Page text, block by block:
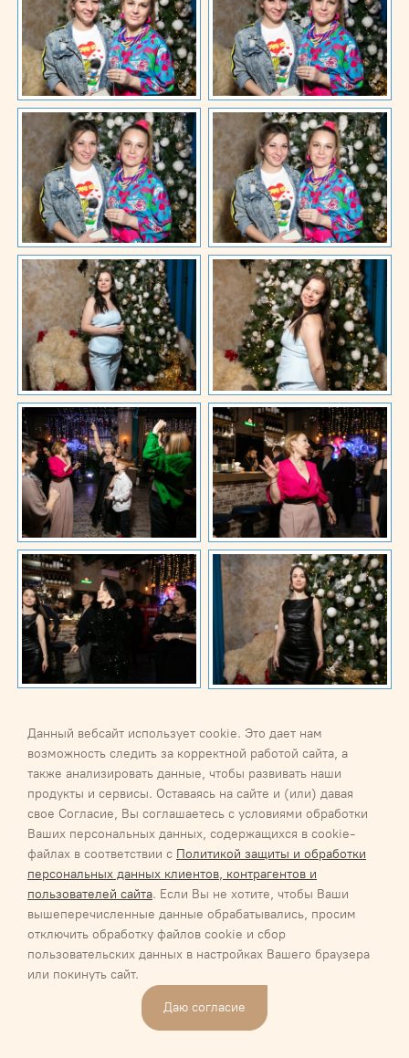
Данный вебсайт использует cookie. Это дает нам
возможность следить за корректной работой сайта, а
также анализировать данные, чтобы развивать наши
продукты и сервисы. Оставаясь на сайте и (или) давая
свое Согласие, Вы соглашаетесь с условиями обработки
Ваших персональных данных, содержащихся в cookie-
файлах в соответствии с Политикой защиты и обработки
персональных данных клиентов, контрагентов и
пользователей сайта. Если Вы не хотите, чтобы Ваши
вышеперечисленные данные обрабатывались, просим
отключить обработку файлов cookie и сбор
пользовательских данных в настройках Вашего браузера
или покинуть сайт.
Даю согласие